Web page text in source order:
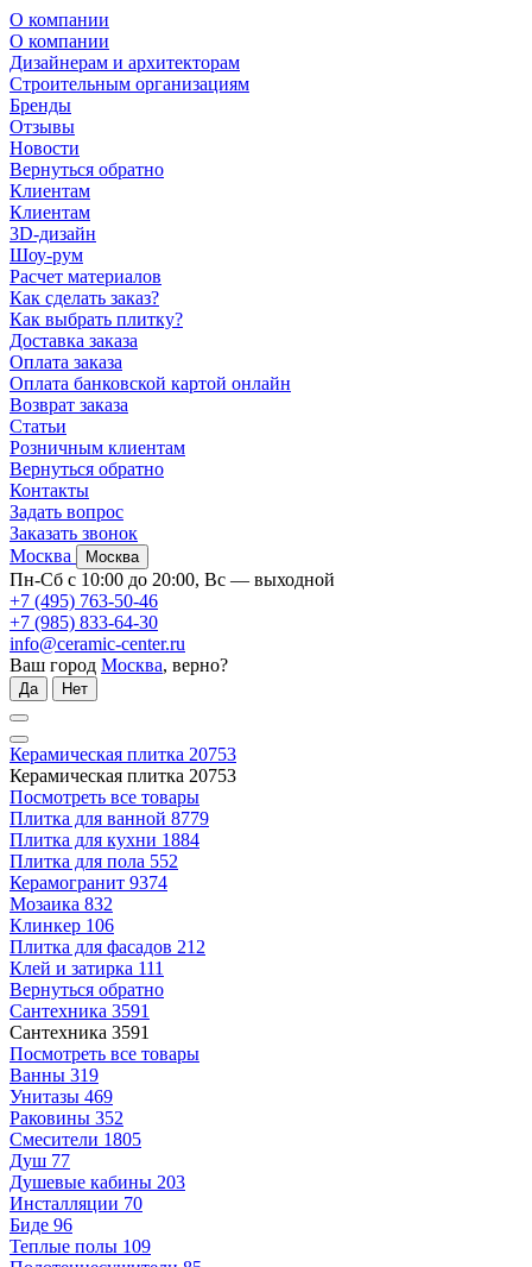
О компании
О компании
Дизайнерам и архитекторам
Строительным организациям
Бренды
Отзывы
Новости
Вернуться обратно
Клиентам
Клиентам
3D-дизайн
Шоу-рум
Расчет материалов
Как сделать заказ?
Как выбрать плитку?
Доставка заказа
Оплата заказа
Оплата банковской картой онлайн
Возврат заказа
Статьи
Розничным клиентам
Вернуться обратно
Контакты
Задать вопрос
Заказать звонок
Москва
Москва
Пн-Сб с 10:00 до 20:00, Вс — выходной
+7 (495) 763-50-46
+7 (985) 833-64-30
info@ceramic-center.ru
Ваш город Москва, верно?
Да Нет
Керамическая плитка 20753
Керамическая плитка 20753
Посмотреть все товары
Плитка для ванной 8779
Плитка для кухни 1884
Плитка для пола 552
Керамогранит 9374
Мозаика 832
Клинкер 106
Плитка для фасадов 212
Клей и затирка 111
Вернуться обратно
Сантехника 3591
Сантехника 3591
Посмотреть все товары
Ванны 319
Унитазы 469
Раковины 352
Смесители 1805
Душ 77
Душевые кабины 203
Инсталляции 70
Биде 96
Теплые полы 109